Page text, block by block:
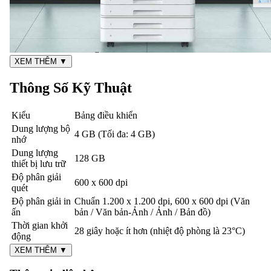
XEM THÊM ▼
Thông Số Kỹ Thuật
Kiểu
Bảng điều khiển
Dung lượng bộ
nhớ
4 GB (Tối đa: 4 GB)
Dung lượng
thiết bị lưu trữ
128 GB
Độ phân giải
quét
600 x 600 dpi
Độ phân giải in
ấn
Chuẩn 1.200 x 1.200 dpi, 600 x 600 dpi (Văn
bản / Văn bản-Ảnh / Ảnh / Bản đồ)
Thời gian khởi
động
28 giây hoặc ít hơn (nhiệt độ phòng là 23°C)
XEM THÊM ▼